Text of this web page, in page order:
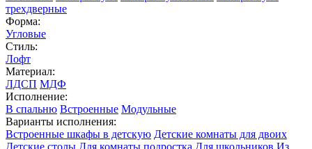
трехдверные
Форма:
Угловые
Стиль:
Лофт
Материал:
ЛДСП МДФ
Исполнение:
В спальню Встроенные Модульные
Варианты исполнения:
Встроенные шкафы в детскую Детские комнаты для двоих
Детские столы Для комнаты подростка Для школьников Из